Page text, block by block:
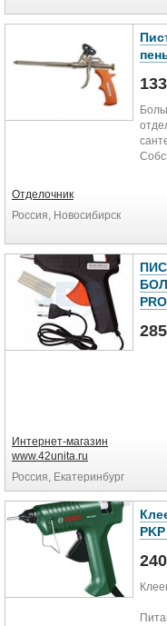
Отделочник
Россия, Новосибирск
285
Интернет-магазин
www.42unita.ru
Россия, Екатеринбург